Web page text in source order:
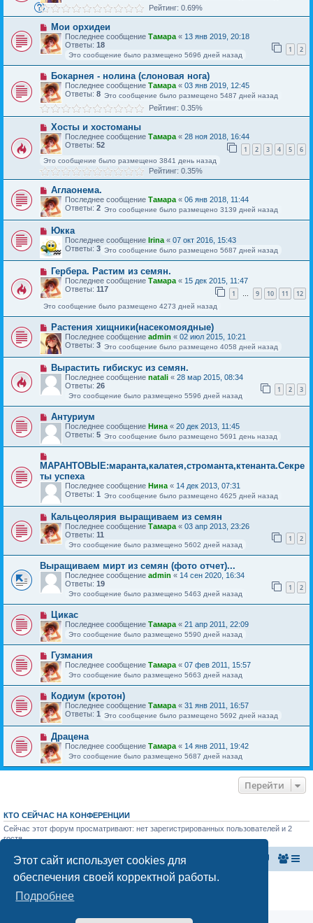
Этот сайт использует cookies для
обеспечения своей корректной работы.
Подробнее
Рейтинг: 0.69%
Мои орхидеи
Последнее сообщение Тамара « 13 янв 2019, 20:18
Ответы: 18 1 2
Это сообщение было размещено 5696 дней назад
Бокарнея - нолина (слоновая нога)
Последнее сообщение Тамара « 03 янв 2019, 12:45
Ответы: 8 Это сообщение было размещено 5487 дней назад
Рейтинг: 0.35%
Хосты и хостоманы
Последнее сообщение Тамара « 28 ноя 2018, 16:44
Ответы: 52 1 2 3 4 5 6
Это сообщение было размещено 3841 день назад
Рейтинг: 0.35%
Аглаонема.
Последнее сообщение Тамара « 06 янв 2018, 11:44
Ответы: 2 Это сообщение было размещено 3139 дней назад
Юкка
Последнее сообщение Irina « 07 окт 2016, 15:43
Ответы: 3 Это сообщение было размещено 5687 дней назад
Гербера. Растим из семян.
Последнее сообщение Тамара « 15 дек 2015, 11:47
Ответы: 117 1 … 9 10 11 12
Это сообщение было размещено 4273 дней назад
Растения хищники(насекомоядные)
Последнее сообщение admin « 02 июл 2015, 10:21
Ответы: 3 Это сообщение было размещено 4058 дней назад
Вырастить гибискус из семян.
Последнее сообщение natali « 28 мар 2015, 08:34
Ответы: 26 1 2 3
Это сообщение было размещено 5596 дней назад
Антуриум
Последнее сообщение Нина « 20 дек 2013, 11:45
Ответы: 5 Это сообщение было размещено 5691 день назад
МАРАНТОВЫЕ:маранта,калатея,строманта,ктенанта.Секре
ты успеха
Последнее сообщение Нина « 14 дек 2013, 07:31
Ответы: 1 Это сообщение было размещено 4625 дней назад
Кальцеолярия выращиваем из семян
Последнее сообщение Тамара « 03 апр 2013, 23:26
Ответы: 11 1 2
Это сообщение было размещено 5602 дней назад
Выращиваем мирт из семян (фото отчет)...
Последнее сообщение admin « 14 сен 2020, 16:34
Ответы: 19 1 2
Это сообщение было размещено 5463 дней назад
Цикас
Последнее сообщение Тамара « 21 апр 2011, 22:09
Это сообщение было размещено 5590 дней назад
Гузмания
Последнее сообщение Тамара « 07 фев 2011, 15:57
Это сообщение было размещено 5663 дней назад
Кодиум (кротон)
Последнее сообщение Тамара « 31 янв 2011, 16:57
Ответы: 1 Это сообщение было размещено 5692 дней назад
Драцена
Последнее сообщение Тамара « 14 янв 2011, 19:42
Это сообщение было размещено 5687 дней назад
Перейти
КТО СЕЙЧАС НА КОНФЕРЕНЦИИ
Сейчас этот форум просматривают: нет зарегистрированных пользователей и 2
гостя
Главная страница Список форумов
Конфиденциальность |